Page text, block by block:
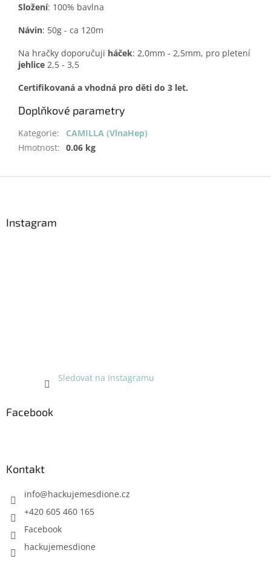
Složení: 100% bavlna
Návin: 50g - ca 120m
Na hračky doporučuji háček: 2,0mm - 2,5mm, pro pletení
jehlice 2,5 - 3,5
Certifikovaná a vhodná pro děti do 3 let.
Doplňkové parametry
Kategorie:
CAMILLA (VlnaHep)
Hmotnost: 0.06 kg
Instagram
Sledovat na Instagramu
Facebook
Kontakt
info@hackujemesdione.cz
+420 605 460 165
Facebook
hackujemesdione